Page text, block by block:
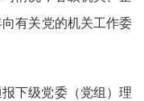
有关党的机关工作委
下级党委（党组）理